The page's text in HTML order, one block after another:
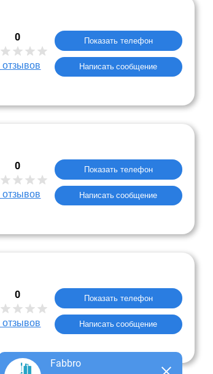
0
отзывов
Показать телефон
Написать сообщение
0
отзывов
Показать телефон
Написать сообщение
0
отзывов
Показать телефон
Написать сообщение
Fabbro